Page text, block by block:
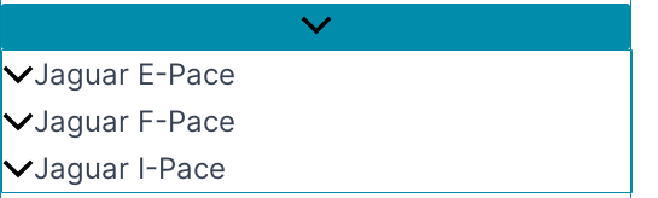
Jaguar E-Pace
Jaguar F-Pace
Jaguar I-Pace